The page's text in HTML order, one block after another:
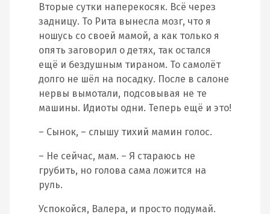
Вторые сутки наперекосяк. Всё через
задницу. То Рита вынесла мозг, что я
ношусь со своей мамой, а как только я
опять заговорил о детях, так остался
ещё и бездушным тираном. То самолёт
долго не шёл на посадку. После в салоне
нервы вымотали, подсовывая не те
машины. Идиоты одни. Теперь ещё и это!
– Сынок, – слышу тихий мамин голос.
– Не сейчас, мам. – Я стараюсь не
грубить, но голова сама ложится на
руль.
Успокойся, Валера, и просто подумай.